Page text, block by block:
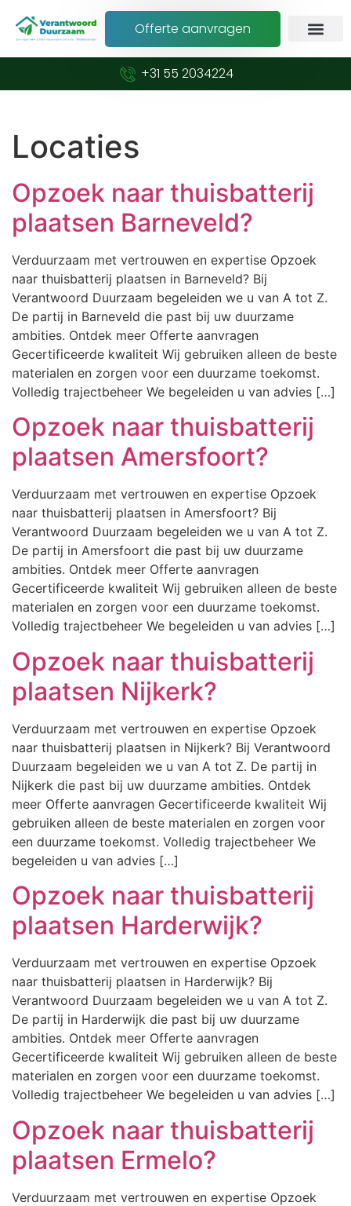
Offerte aanvragen
+31 55 2034224
Locaties
Opzoek naar thuisbatterij
plaatsen Barneveld?
Verduurzaam met vertrouwen en expertise Opzoek
naar thuisbatterij plaatsen in Barneveld? Bij
Verantwoord Duurzaam begeleiden we u van A tot Z.
De partij in Barneveld die past bij uw duurzame
ambities. Ontdek meer Offerte aanvragen
Gecertificeerde kwaliteit Wij gebruiken alleen de beste
materialen en zorgen voor een duurzame toekomst.
Volledig trajectbeheer We begeleiden u van advies […]
Opzoek naar thuisbatterij
plaatsen Amersfoort?
Verduurzaam met vertrouwen en expertise Opzoek
naar thuisbatterij plaatsen in Amersfoort? Bij
Verantwoord Duurzaam begeleiden we u van A tot Z.
De partij in Amersfoort die past bij uw duurzame
ambities. Ontdek meer Offerte aanvragen
Gecertificeerde kwaliteit Wij gebruiken alleen de beste
materialen en zorgen voor een duurzame toekomst.
Volledig trajectbeheer We begeleiden u van advies […]
Opzoek naar thuisbatterij
plaatsen Nijkerk?
Verduurzaam met vertrouwen en expertise Opzoek
naar thuisbatterij plaatsen in Nijkerk? Bij Verantwoord
Duurzaam begeleiden we u van A tot Z. De partij in
Nijkerk die past bij uw duurzame ambities. Ontdek
meer Offerte aanvragen Gecertificeerde kwaliteit Wij
gebruiken alleen de beste materialen en zorgen voor
een duurzame toekomst. Volledig trajectbeheer We
begeleiden u van advies […]
Opzoek naar thuisbatterij
plaatsen Harderwijk?
Verduurzaam met vertrouwen en expertise Opzoek
naar thuisbatterij plaatsen in Harderwijk? Bij
Verantwoord Duurzaam begeleiden we u van A tot Z.
De partij in Harderwijk die past bij uw duurzame
ambities. Ontdek meer Offerte aanvragen
Gecertificeerde kwaliteit Wij gebruiken alleen de beste
materialen en zorgen voor een duurzame toekomst.
Volledig trajectbeheer We begeleiden u van advies […]
Opzoek naar thuisbatterij
plaatsen Ermelo?
Verduurzaam met vertrouwen en expertise Opzoek